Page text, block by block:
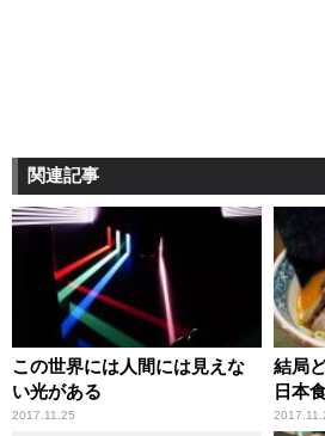
関連記事
この世界には人間には見えな
い光がある
2017.11.25
結局
日本